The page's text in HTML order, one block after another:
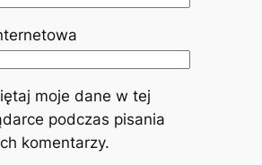
moje dane w tej
podczas pisania
komentarzy.